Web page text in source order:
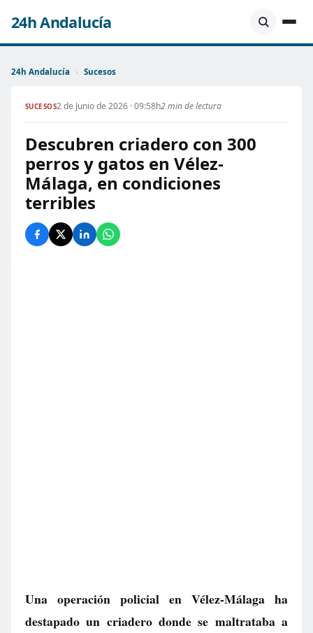
24h Andalucía
24h Andalucía › Sucesos
SUCESOS2 de Junio de 2026 · 09:58h2 min de lectura
Descubren criadero con 300
perros y gatos en Vélez-
Málaga, en condiciones
terribles
Una operación policial en Vélez-Málaga ha
destapado un criadero donde se maltrataba a